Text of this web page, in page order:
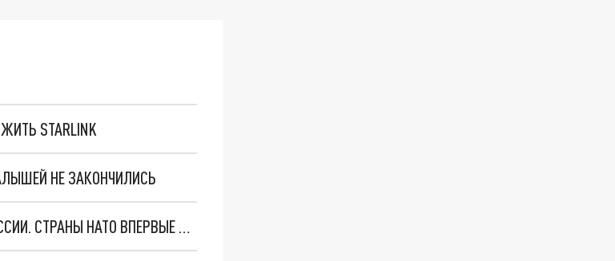
STARLINK
НЕ ЗАКОНЧИЛИСЬ
"ОЧЕНЬ ПЛОХИЕ НОВОСТИ": БОЛЬШАЯ ОШИБКА PALANTIR В РОССИИ. СТРАНЫ НАТО ВПЕРВЫЕ ЗА СВО ОСТАНОВИЛИ ПОСТАВКИ ОРУЖИЯ. ВСУ ТЕРЯЮТ ПРИГРАНИЧЬЕ?